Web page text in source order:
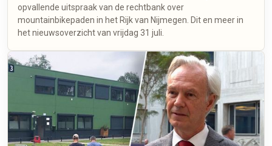
opvallende uitspraak van de rechtbank over
mountainbikepaden in het Rijk van Nijmegen. Dit en meer in
het nieuwsoverzicht van vrijdag 31 juli.